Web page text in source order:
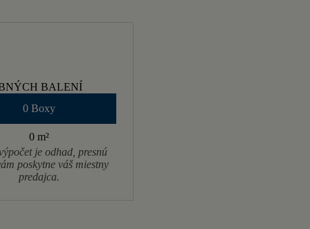
BALENÍ
0 Boxy
0 m²
je odhad, presnú
poskytne váš miestny
predajca.